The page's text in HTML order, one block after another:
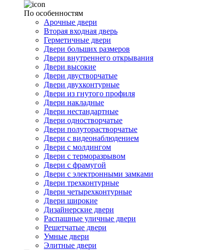
По особенностям
Арочные двери
Вторая входная дверь
Герметичные двери
Двери больших размеров
Двери внутреннего открывания
Двери высокие
Двери двустворчатые
Двери двухконтурные
Двери из гнутого профиля
Двери накладные
Двери нестандартные
Двери одностворчатые
Двери полуторастворчатые
Двери с видеонаблюдением
Двери с молдингом
Двери с терморазрывом
Двери с фрамугой
Двери с электронными замками
Двери трехконтурные
Двери четырехконтурные
Двери широкие
Дизайнерские двери
Распашные уличные двери
Решетчатые двери
Умные двери
Элитные двери